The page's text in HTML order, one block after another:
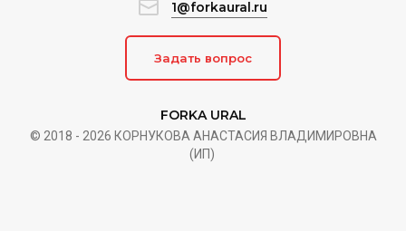
FORKA URAL
© 2018 - 2026 КОРНУКОВА АНАСТАСИЯ ВЛАДИМИРОВНА
(ИП)
1@forkaural.ru
Задать вопрос